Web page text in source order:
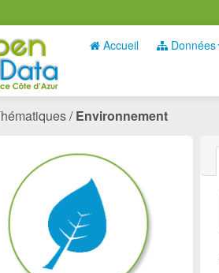
Accueil Données
Environnement